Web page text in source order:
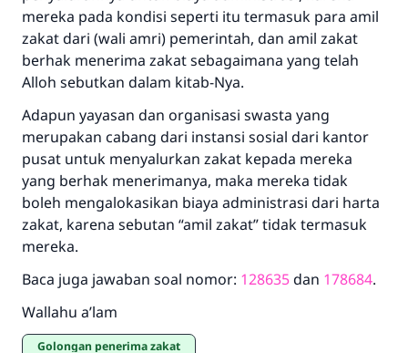
mereka pada kondisi seperti itu termasuk para amil
zakat dari (wali amri) pemerintah, dan amil zakat
berhak menerima zakat sebagaimana yang telah
Alloh sebutkan dalam kitab-Nya.
Adapun yayasan dan organisasi swasta yang
merupakan cabang dari instansi sosial dari kantor
pusat untuk menyalurkan zakat kepada mereka
yang berhak menerimanya, maka mereka tidak
boleh mengalokasikan biaya administrasi dari harta
zakat, karena sebutan “amil zakat” tidak termasuk
mereka.
Baca juga jawaban soal nomor: 128635dan 178684.
Wallahu a’lam
Golongan penerima zakat
Jawaban no. 110845
menyelamatkan pernikahan.
Bantu kami dalam memberikan jawaban untuk umat
Rasulullah ﷺ bersabda
"Siapa yang menunjukkan suatu kebaikan,
meka dia akan mendapatkan pahala yang
sama dengan orang yang melakukannya"